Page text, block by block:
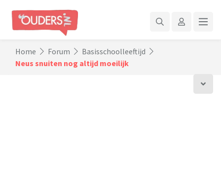
Home Forum
Basisschoolleeftijd
Neus snuiten nog altijd moeilijk